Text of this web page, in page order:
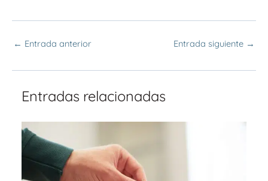
← Entrada anterior Entrada siguiente →
Entradas relacionadas